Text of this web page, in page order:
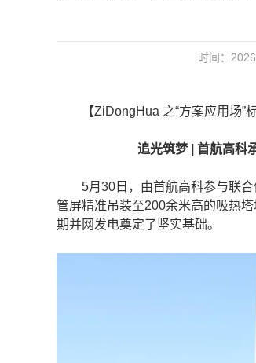
时间：
【ZiDongHua 之“方案应用场”标
追光筑梦 | 首航高科承
5月30日，由首航高科参与联合
管屏精准吊装至200余米高的吸热
期并网发电奠定了坚实基础。